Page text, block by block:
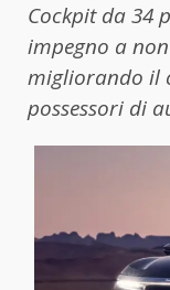
Cockpit da 34
impegno a
migliorando il
possessori di